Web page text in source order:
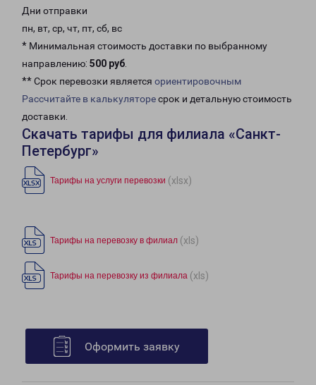
Дни отправки
пн, вт, ср, чт, пт, сб, вс
* Минимальная стоимость доставки по выбранному
направлению: 500 руб.
** Срок перевозки является ориентировочным
Рассчитайте в калькуляторесрок и детальную стоимость
доставки.
Скачать тарифы для филиала «Санкт-
Петербург»
Тарифы на услуги перевозки (xlsx)
Тарифы на перевозку в филиал (xls)
Тарифы на перевозку из филиала (xls)
Оформить заявку